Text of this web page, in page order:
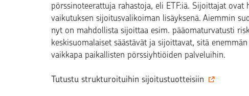
pörssinoteerattuja rahastoja, eli ETF:iä. Sijoittajat
vaikutuksen sijoitusvalikoiman lisäyksenä. Aiemmin
nyt on mahdollista sijoittaa esim. pääomaturvatusti
keskisuomalaiset säästävät ja sijoittavat, sitä
vaikkapa paikallisten pörssiyhtiöiden palveluihin.
Tutustu strukturoituihin sijoitustuotteisiin